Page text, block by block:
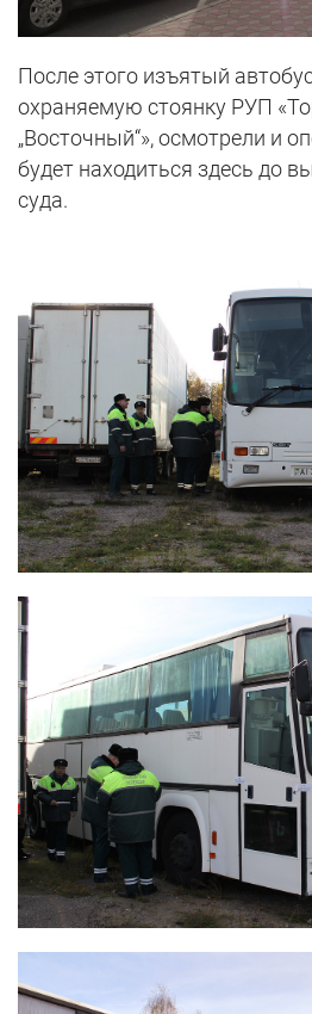
После этого изъятый
охраняемую стоянку РУП
„Восточный“», осмотрели и
будет находиться здесь до
суда.